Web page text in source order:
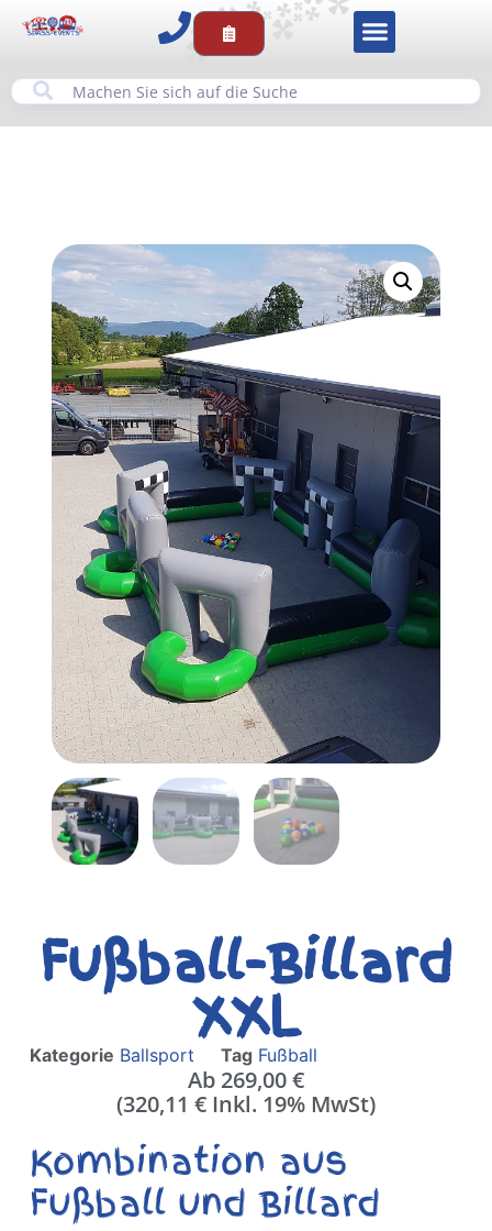
Fußball-Billard
XXL
Kategorie Ballsport Tag Fußball
Ab 269,00€
(320,11 € Inkl. 19% MwSt)
Kombination aus
Fußball und Billard